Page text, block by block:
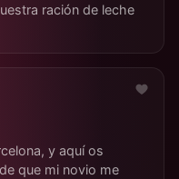
ración de leche
y aquí os
que mi novio me